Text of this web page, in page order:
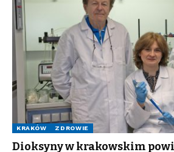
KRAKÓW ZDROWIE
Dioksyny w krakowskim